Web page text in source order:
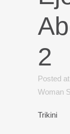
2
Posted
Woman
Trikini